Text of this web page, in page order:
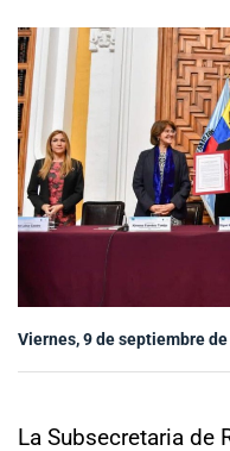
Subsecretaría de
Internacionales
Sala de prensa
modo
Viernes, 9 de septiembre
La Subsecretaria de